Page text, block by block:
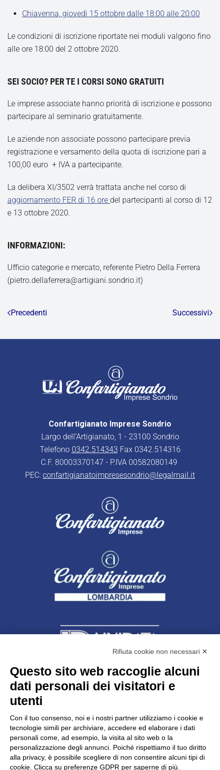
Chiavenna, giovedì 15 ottobre dalle 18:00 alle 20:00
Le condizioni di iscrizione riportate nei moduli valgono fino
alle ore 18:00 del 2 ottobre 2020.
SEI SOCIO? PER TE I CORSI SONO GRATUITI
Le imprese associate hanno priorità di iscrizione e possono
partecipare al seminario gratuitamente.
Le aziende non associate possono partecipare previa
registrazione e versamento della quota di iscrizione pari a
100,00 euro + IVA a partecipante.
La delibera XI/3502 verrà trattata anche nel corso di
aggiornamento FER di 16 ore del partecipanti al corso di 12
e 13 ottobre 2020.
INFORMAZIONI:
Ufficio categorie e mercato, referente Pietro Della Ferrera
(pietro.dellaferrera@artigiani.sondrio.it)
Precedenti Successivi
Confartigianato Imprese Sondrio
Largo dell’Artigianato, 1 - 23100 Sondrio
Telefono 0342.514343 Fax 0342.514316
C.F. 80003370147 - P.IVA 00582080149
PEC: confartigianatoimpresesondrio@legalmail.it
Unidata s.r.lcon unico socio
Largo dell’Artigianato, 1 - 23100 Sondrio
C.F. 00481790145 - N.REA SO-36426
PEC: unidata.sondrio@legalmail.it
Cap. soc. euro 100.000,00 i.v.
Rifiuta cookie non necessari ✕
Questo sito web raccoglie alcuni
dati personali dei visitatori e
utenti
Con il tuo consenso, noi e i nostri partner utilizziamo i cookie e
tecnologie simili per archiviare, accedere ed elaborare i dati
personali come, ad esempio, la visita al sito web o la
personalizzazione degli annunci. Poiché rispettiamo il tuo diritto
alla privacy, è possibile scegliere di non consentire alcuni tipi di
cookie. Clicca su preferenze GDPR per saperne di più.